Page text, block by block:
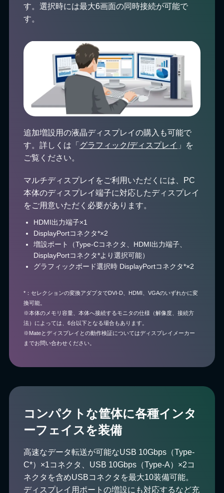
す。選択時には最大6画面の同時接続が可能で
す。
追加増設用の液晶ディスプレイの購入も可能で
す。詳しくは「 グラフィック/ディスプレイ 」を
ご覧ください。
マルチディスプレイをご利用いただくには、PC
本体のディスプレイ端子に対応したディスプレイ
をご用意いただく必要があります。
HDMI出力端子×1
DisplayPortコネクタ*×2
増設ポート（Type-Cコネクタ、HDMI出力端子、
DisplayPortコネクタ*より選択可能）
グラフィックボード選択時 DisplayPortコネクタ*×2
*：セレクションの変換アダプタでDVI-D、HDMI、VGAのいずれかに変
換可能。
※本体のメモリ容量、本体へ接続するモニタの仕様（解像度、接続方
法）によっては、6台以下となる場合もあります。
※Mateとディスプレイとの動作検証についてはディスプレイメーカー
までお問い合わせください。
コンパクトな筐体に各種インタ
ーフェイスを装備
高速なデータ転送が可能なUSB 10Gbps（Type-
C*）×1コネクタ、USB 10Gbps（Type-A）×2コ
ネクタを含めUSBコネクタを最大10装備可能。
ディスプレイ用ポートの増設にも対応するなど充